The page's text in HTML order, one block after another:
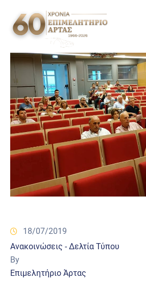
18/07/2019
Ανακοινώσεις - Δελτία Τύπου
By
Επιμελητήριο Άρτας